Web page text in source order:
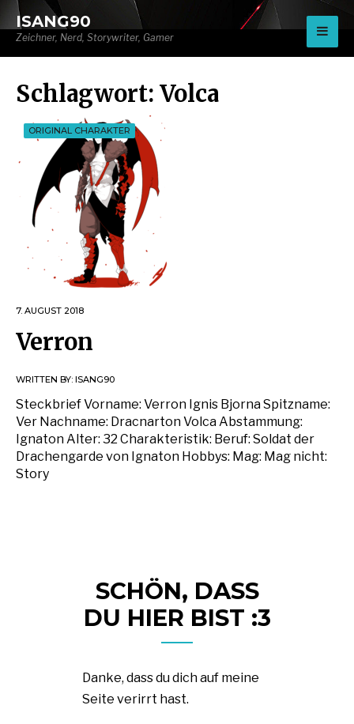
ISANG90
Zeichner, Nerd, Storywriter, Gamer
Schlagwort: Volca
ORIGINAL CHARAKTER
7. AUGUST 2018
Verron
WRITTEN BY: ISANG90
Steckbrief Vorname: Verron Ignis Bjorna Spitzname:
Ver Nachname: Dracnarton Volca Abstammung:
Ignaton Alter: 32 Charakteristik: Beruf: Soldat der
Drachengarde von Ignaton Hobbys: Mag: Mag nicht:
Story
SCHÖN, DASS
DU HIER BIST :3
Danke, dass du dich auf meine
Seite verirrt hast.
for: